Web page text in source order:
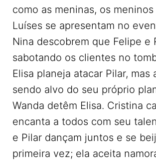
como as meninas, os
Luíses se apresentam no
Nina descobrem que Felipe e
sabotando os clientes no
Elisa planeja atacar Pilar, mas
sendo alvo do seu próprio
Wanda detêm Elisa. Cristina
encanta a todos com seu
e Pilar dançam juntos e se
primeira vez; ela aceita